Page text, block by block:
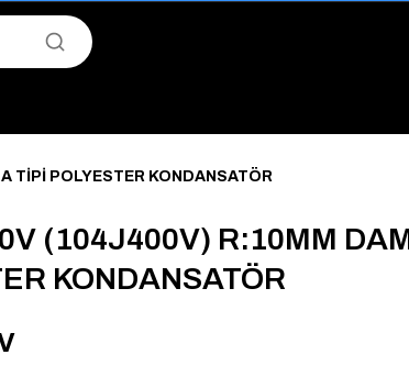
Avantajı!
TİPİ POLYESTER KONDANSATÖR
(104J400V) R:10MM
KONDANSATÖR